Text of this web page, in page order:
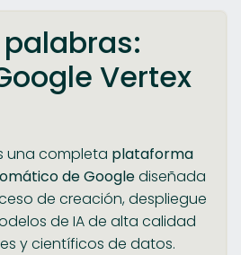
Vertex
una completa plataforma
de Googlediseñada
de creación, despliegue
de IA de alta calidad
y científicos de datos.